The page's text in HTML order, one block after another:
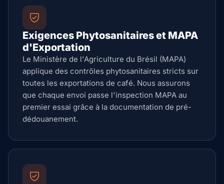
Exigences Phytosanitaires et MAPA
d'Exportation
Le Ministère de l'Agriculture du Brésil (MAPA)
applique des contrôles phytosanitaires stricts sur
toutes les exportations de café. Nous assurons
que chaque envoi passe l'inspection MAPA au
premier essai grâce à la documentation de pré-
dédouanement.